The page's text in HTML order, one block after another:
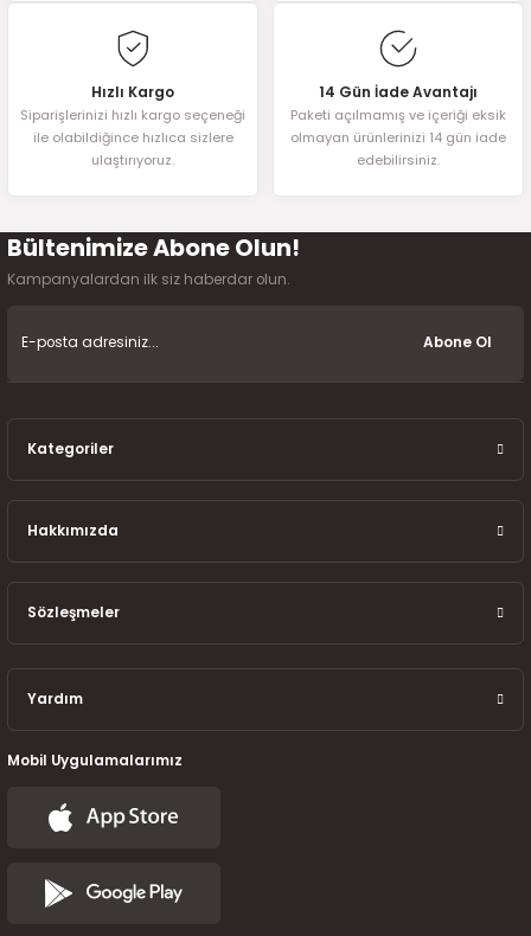
Hızlı Kargo
Siparişlerinizi hızlı kargo seçeneği
ile olabildiğince hızlıca sizlere
ulaştırıyoruz.
14 Gün İade Avantajı
Paketi açılmamış ve içeriği eksik
olmayan ürünlerinizi 14 gün iade
edebilirsiniz.
Bültenimize Abone Olun!
Kampanyalardan ilk siz haberdar olun.
Abone Ol
Kategoriler
Hakkımızda
Sözleşmeler
Yardım
Mobil Uygulamalarımız